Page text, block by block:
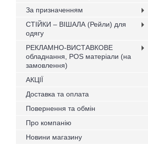
За призначенням
СТІЙКИ – ВІШАЛА (Рейли) для
одягу
РЕКЛАМНО-ВИСТАВКОВЕ
обладнання, POS матеріали (на
замовлення)
АКЦІЇ
Доставка та оплата
Повернення та обмін
Про компанію
Новини магазину